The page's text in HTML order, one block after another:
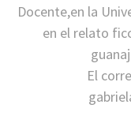
Docente,en la
en el relato
El